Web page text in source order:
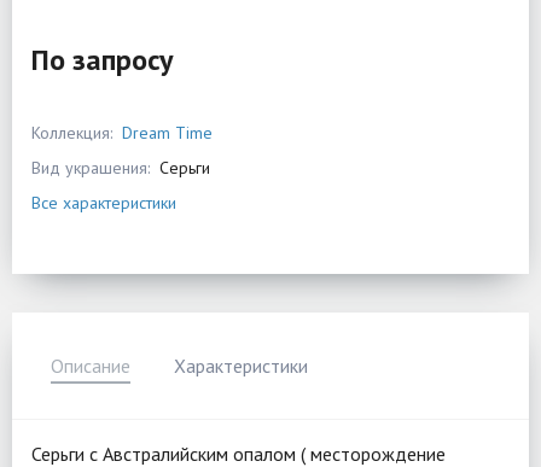
По запросу
Коллекция: Dream Time
Вид украшения: Серьги
Все характеристики
Описание Характеристики
Серьги с Австралийским опалом ( месторождение